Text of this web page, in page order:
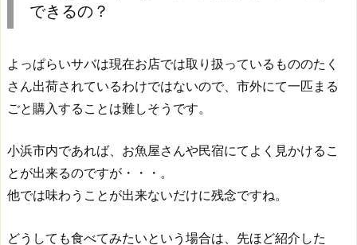
できるの？
よっぱらいサバは現在お店では取り扱っているもののたく
さん出荷されているわけではないので、市外にて一匹まる
ごと購入することは難しそうです。
小浜市内であれば、お魚屋さんや民宿にてよく見かけるこ
とが出来るのですが・・・。
他では味わうことが出来ないだけに残念ですね。
どうしても食べてみたいという場合は、先ほど紹介した